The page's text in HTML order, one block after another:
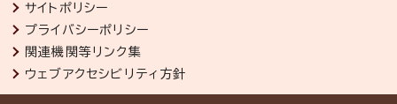
サイトポリシー
プライバシーポリシー
関連機関等リンク集
ウェブアクセシビリティ方針